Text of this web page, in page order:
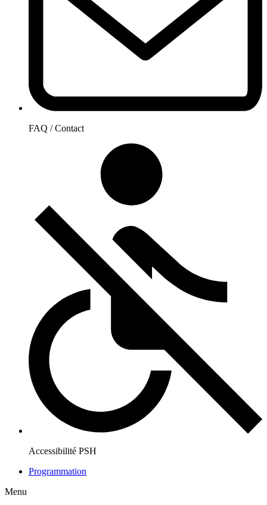
FAQ / Contact
Accessibilité PSH
Programmation
Menu